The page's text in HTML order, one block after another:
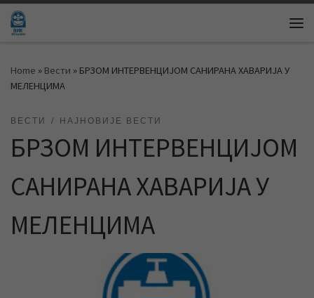
Skip to content
Home » Вести » БРЗОМ ИНТЕРВЕНЦИЈОМ САНИРАНА ХАВАРИЈА У
МЕЛЕНЦИМА
ВЕСТИ НАЈНОВИЈЕ ВЕСТИ
БРЗОМ ИНТЕРВЕНЦИЈОМ
САНИРАНА ХАВАРИЈА У
МЕЛЕНЦИМА